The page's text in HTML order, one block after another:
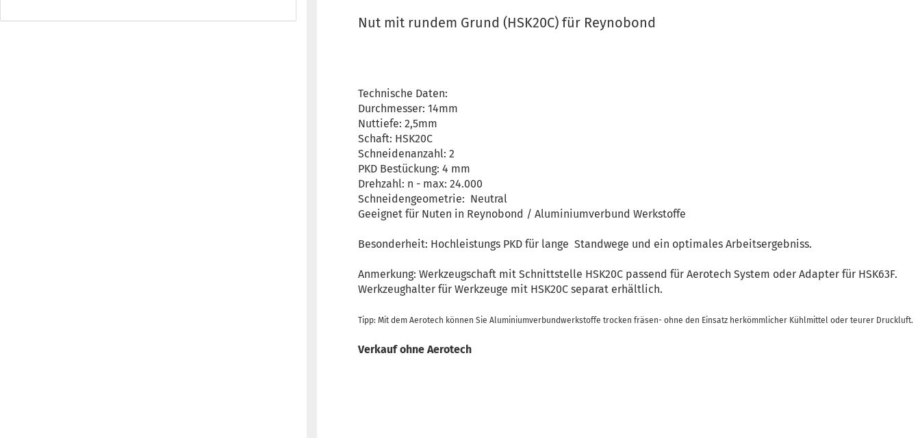
Nut mit rundem Grund (HSK20C) für Reynobond
Technische Daten:
Durchmesser: 14mm
Nuttiefe: 2,5mm
Schaft: HSK20C
Schneidenanzahl: 2
PKD Bestückung: 4 mm
Drehzahl: n - max: 24.000
Schneidengeometrie: Neutral
Geeignet für Nuten in Reynobond / Aluminiumverbund Werkstoffe
Besonderheit: Hochleistungs PKD für lange Standwege und ein optimales Arbeitsergebniss.
Anmerkung: Werkzeugschaft mit Schnittstelle HSK20C passend für Aerotech System oder Adapter für HSK63F.
Werkzeughalter für Werkzeuge mit HSK20C separat erhältlich.
Tipp: Mit dem Aerotech können Sie Aluminiumverbundwerkstoffe trocken fräsen- ohne den Einsatz herkömmlicher Kühlmittel oder teurer Druckluft.
Verkauf ohne Aerotech